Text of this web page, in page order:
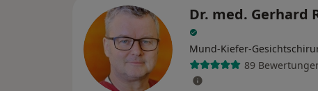
Dr. med. Gerhard
Mund-Kiefer-
89